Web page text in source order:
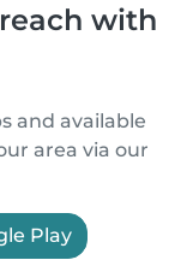
with
and available
area via our
Play